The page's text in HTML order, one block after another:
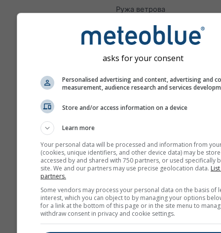
Ружа ветрова
asks for your consent
Personalised advertising and content, advertising and
measurement, audience research and services
Store and/or access information on a device
Learn more
Your personal data will be processed and information from
(cookies, unique identifiers, and other device data) may be
accessed by and shared with 750 partners, or used specifically
site. We and our partners may use precise geolocation data.
partners.
Some vendors may process your personal data on the basis of
interest, which you can object to by managing your options
for a link at the bottom of this page or in the site menu to
withdraw consent in privacy and cookie settings.